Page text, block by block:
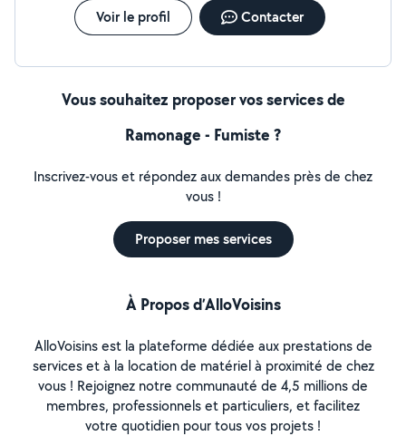
Voir le profil Contacter
Vous souhaitez proposer vos services de
Ramonage - Fumiste ?
Inscrivez-vous et répondez aux demandes près de chez
vous !
Proposer mes services
À Propos d’AlloVoisins
AlloVoisins est la plateforme dédiée aux prestations de
services et à la location de matériel à proximité de chez
vous ! Rejoignez notre communauté de 4,5 millions de
membres, professionnels et particuliers, et facilitez
votre quotidien pour tous vos projets !